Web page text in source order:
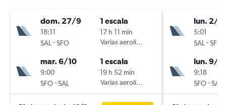
dom. 27/9
18:11
SAL -SFO
1 escala
17 h 11 min
Varias aerolíneas
mar. 6/10
9:00
SFO-SAL
1 escala
19 h 52 min
Varias aerolíneas
lun. 2/11
5:01
SAL -SFO
lun. 9/11
9:18
SFO-SAL